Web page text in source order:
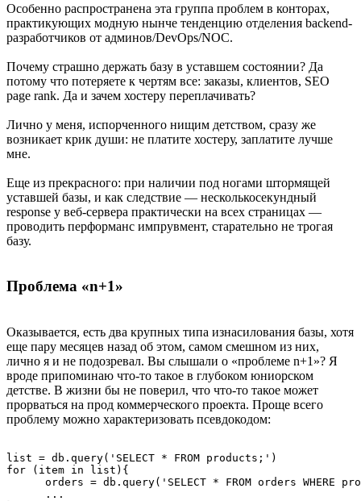
Особенно распространена эта группа проблем в конторах,
практикующих модную нынче тенденцию отделения backend-
разработчиков от админов/DevOps/NOC.
Почему страшно держать базу в уставшем состоянии? Да
потому что потеряете к чертям все: заказы, клиентов, SEO
page rank. Да и зачем хостеру переплачивать?
Лично у меня, испорченного нищим детством, сразу же
возникает крик души: не платите хостеру, заплатите лучше
мне.
Еще из прекрасного: при наличии под ногами штормящей
уставшей базы, и как следствие — несколькосекундный
response у веб-сервера практически на всех страницах —
проводить перформанс импрувмент, старательно не трогая
базу.
Проблема «n+1»
Оказывается, есть два крупных типа изнасилования базы, хотя
еще пару месяцев назад об этом, самом смешном из них,
лично я и не подозревал. Вы слышали о «проблеме n+1»? Я
вроде припоминаю что-то такое в глубоком юниорском
детстве. В жизни бы не поверил, что что-то такое может
прорваться на прод коммерческого проекта. Проще всего
проблему можно характеризовать псевдокодом:
list = db.query('SELECT * FROM products;')
for (item in list){
orders = db.query('SELECT * FROM orders WHERE
      ...